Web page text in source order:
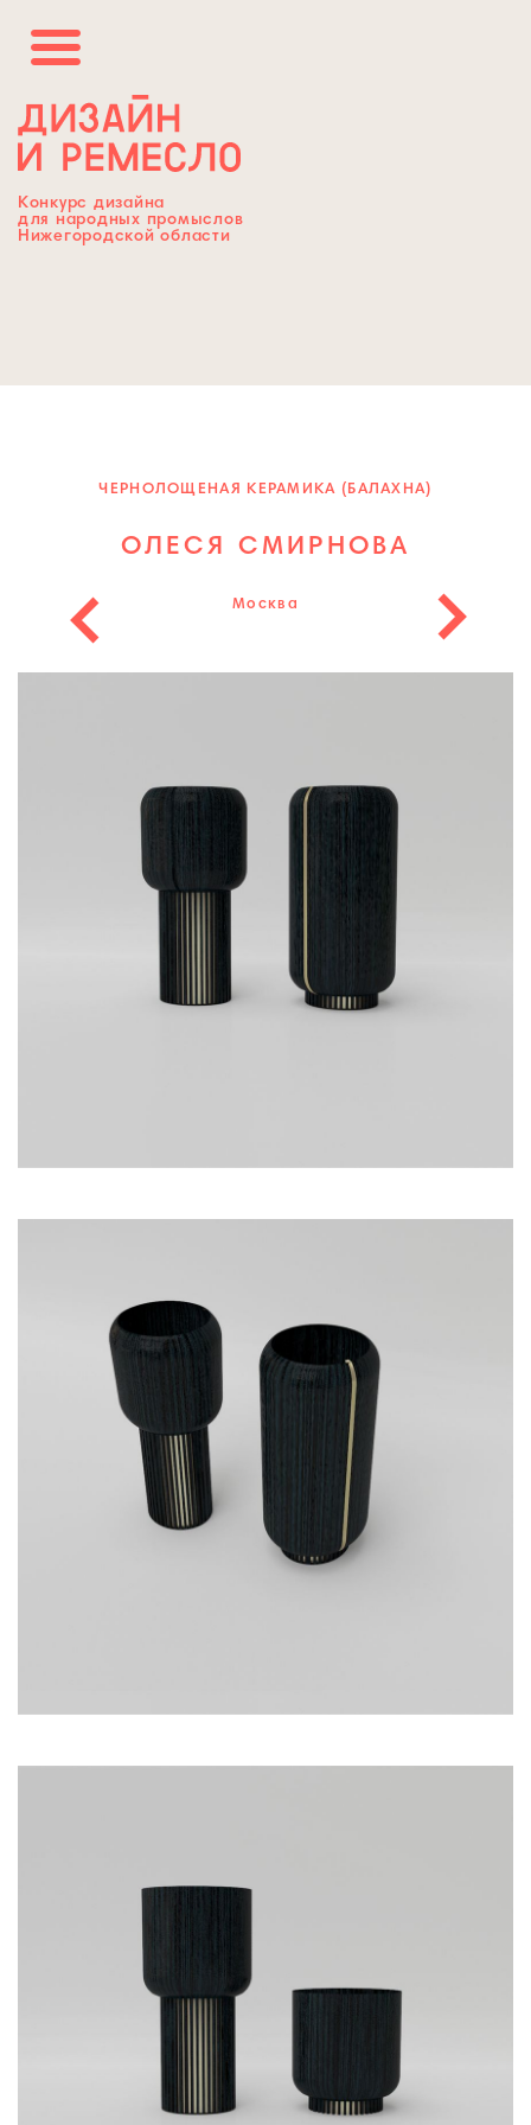
Конкурс дизайна
для народных промыслов
Нижегородской области
ЧЕРНОЛОЩЕНАЯ КЕРАМИКА (БАЛАХНА)
ОЛЕСЯ СМИРНОВА
Москва